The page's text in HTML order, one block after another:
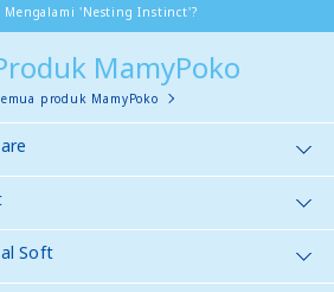
Mengalami 'Nesting Instinct'?
MamyPoko
produk MamyPoko
Soft